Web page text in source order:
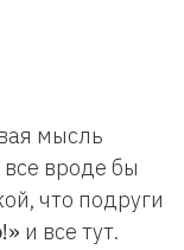
мысль
вроде бы
что подруги
и все тут.